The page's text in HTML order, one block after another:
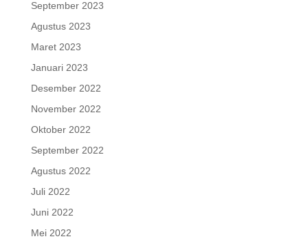
September 2023
Agustus 2023
Maret 2023
Januari 2023
Desember 2022
November 2022
Oktober 2022
September 2022
Agustus 2022
Juli 2022
Juni 2022
Mei 2022